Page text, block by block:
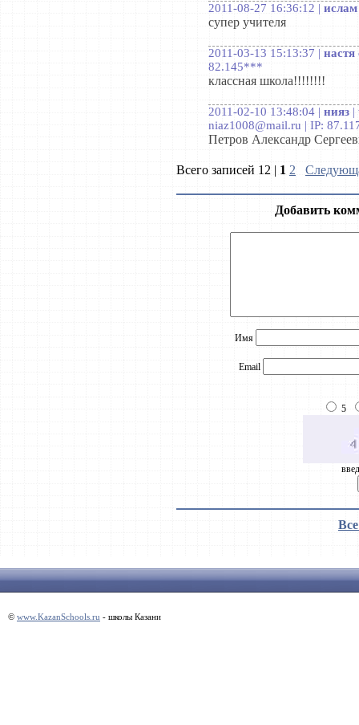
2011-08-27 16:36:12 | ислам
супер учителя
2011-03-13 15:13:37 | настя
82.145***
классная школа!!!!!!!!
2011-02-10 13:48:04 | нияз |
niaz1008@mail.ru | IP:
Петров Александр
Всего записей 12 | 1 2
Добавить
Имя
Email
5
© www.KazanSchools.ru - школы Казани